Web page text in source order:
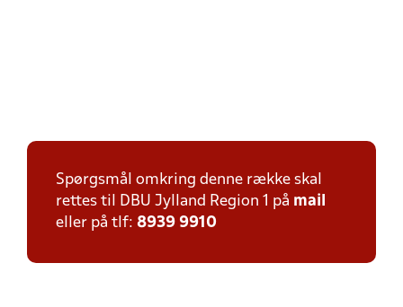
Spørgsmål omkring denne række skal
rettes til DBU Jylland Region 1 på mail
eller på tlf: 8939 9910